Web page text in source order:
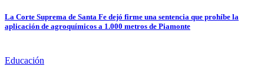
La Corte Suprema de Santa Fe dejó firme una sentencia que prohíbe la
aplicación de agroquímicos a 1.000 metros de Piamonte
Educación